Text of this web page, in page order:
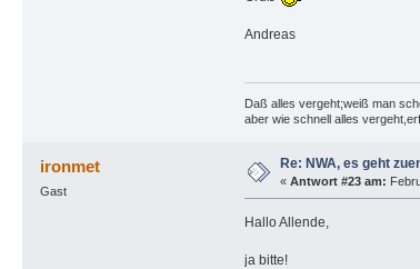
Andreas
Daß alles vergeht;weiß man
aber wie schnell alles
ironmet
Gast
Re: NWA, es geht
« Antwort #23 am:
Hallo Allende,
ja bitte!